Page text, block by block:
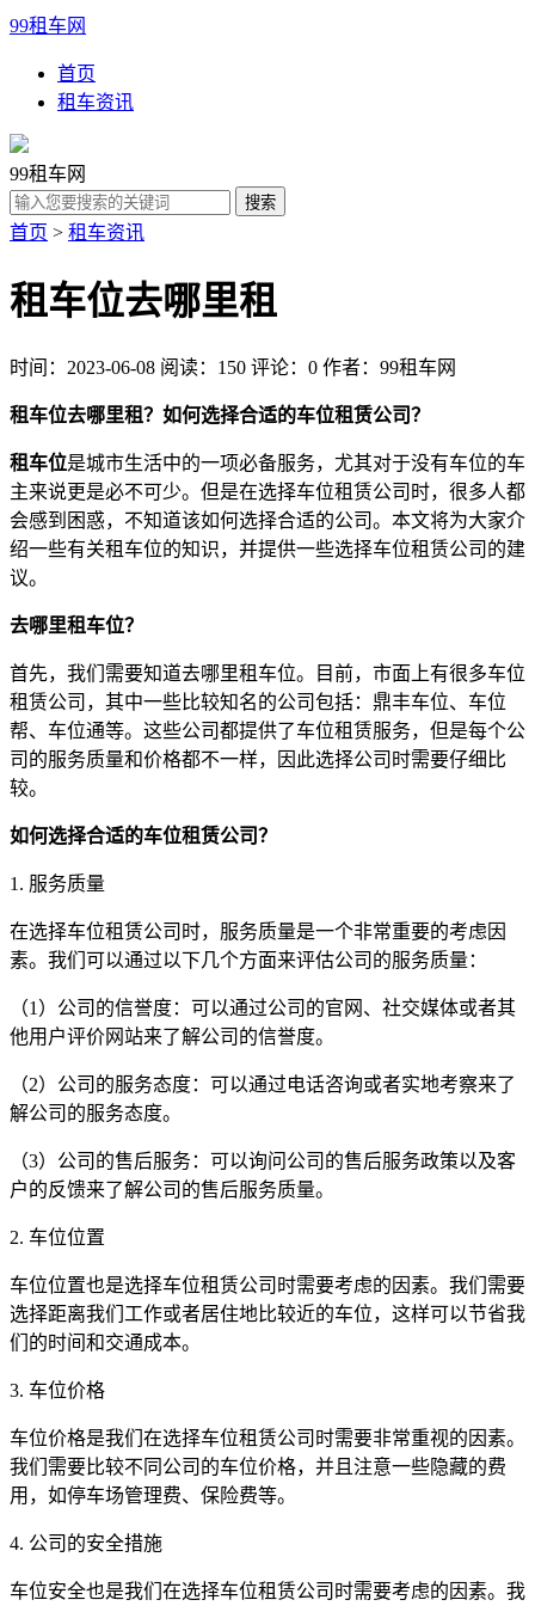
99租车网
首页
租车资讯
99租车网
首页 > 租车资讯
租车位去哪里租
时间：2023-06-08 阅读：150 评论：0 作者：99租车网
租车位去哪里租？如何选择合适的车位租赁公司？
租车位是城市生活中的一项必备服务，尤其对于没有车位的车
主来说更是必不可少。但是在选择车位租赁公司时，很多人都
会感到困惑，不知道该如何选择合适的公司。本文将为大家介
绍一些有关租车位的知识，并提供一些选择车位租赁公司的建
议。
去哪里租车位？
首先，我们需要知道去哪里租车位。目前，市面上有很多车位
租赁公司，其中一些比较知名的公司包括：鼎丰车位、车位
帮、车位通等。这些公司都提供了车位租赁服务，但是每个公
司的服务质量和价格都不一样，因此选择公司时需要仔细比
较。
如何选择合适的车位租赁公司？
1. 服务质量
在选择车位租赁公司时，服务质量是一个非常重要的考虑因
素。我们可以通过以下几个方面来评估公司的服务质量：
（1）公司的信誉度：可以通过公司的官网、社交媒体或者其
他用户评价网站来了解公司的信誉度。
（2）公司的服务态度：可以通过电话咨询或者实地考察来了
解公司的服务态度。
（3）公司的售后服务：可以询问公司的售后服务政策以及客
户的反馈来了解公司的售后服务质量。
2. 车位位置
车位位置也是选择车位租赁公司时需要考虑的因素。我们需要
选择距离我们工作或者居住地比较近的车位，这样可以节省我
们的时间和交通成本。
3. 车位价格
车位价格是我们在选择车位租赁公司时需要非常重视的因素。
我们需要比较不同公司的车位价格，并且注意一些隐藏的费
用，如停车场管理费、保险费等。
4. 公司的安全措施
车位安全也是我们在选择车位租赁公司时需要考虑的因素。我